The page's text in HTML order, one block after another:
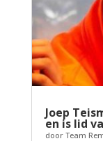
Joep
en is lid
door Team